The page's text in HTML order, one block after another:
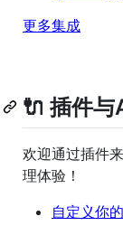
更多集成
🔌 插件与
欢迎通过插件
理体验！
自定义你